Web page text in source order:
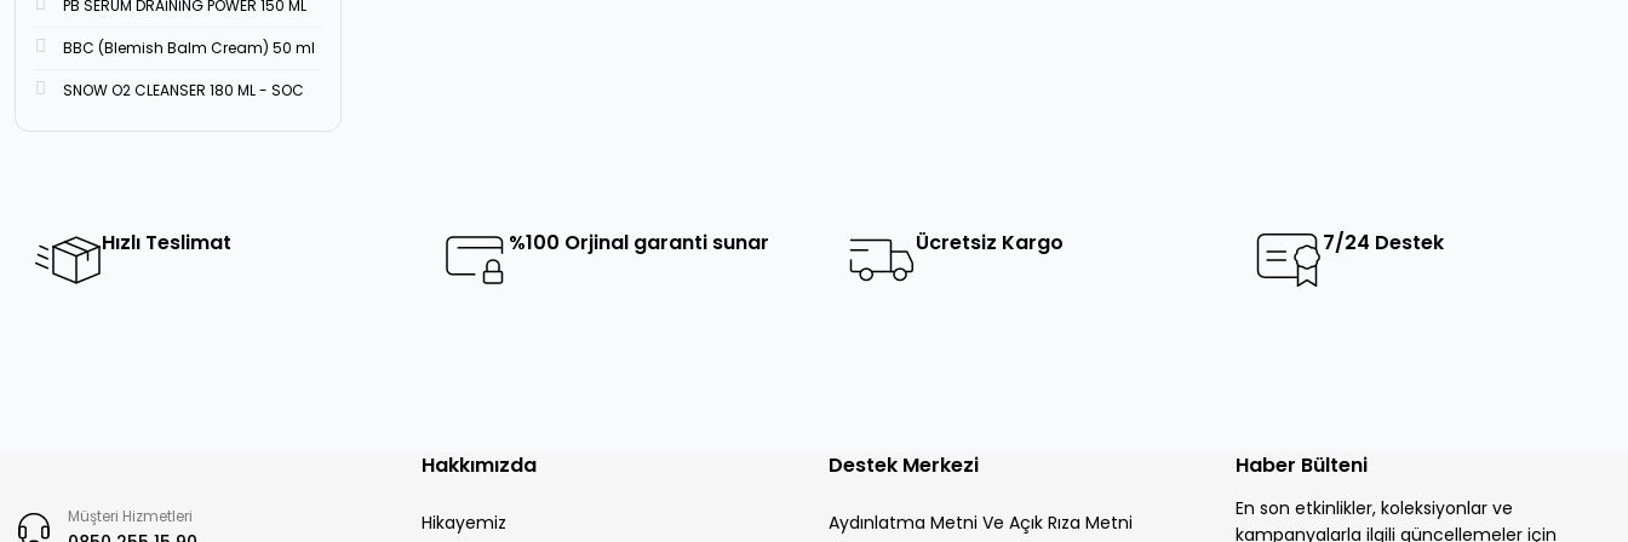
PB SERUM DRAİNİNG POWER 150 ML
BBC (Blemish Balm Cream) 50 ml
SNOW O2 CLEANSER 180 ML - SOC
Hızlı Teslimat %100 Orjinal garanti sunar Ücretsiz Kargo 7/24 Destek
Müşteri Hizmetleri
Hakkımızda
Hikayemiz
Destek Merkezi
Aydınlatma Metni Ve Açık Rıza Metni
Haber Bülteni
En son etkinlikler, koleksiyonlar ve
kampanyalarla ilgili güncellemeler için